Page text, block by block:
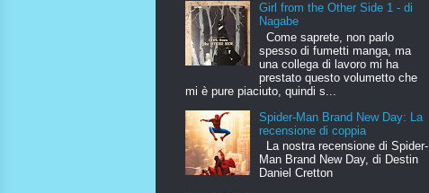
Girl from the Other Side 1 - di
Nagabe
Come saprete, non parlo
spesso di fumetti manga, ma
una collega di lavoro mi ha
prestato questo volumetto che
mi è pure piaciuto, quindi s...
Spider-Man Brand New Day: La
recensione di coppia
La nostra recensione di Spider-
Man Brand New Day, di Destin
Daniel Cretton